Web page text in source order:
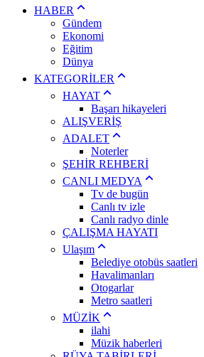
HABER
Gündem
Ekonomi
Eğitim
Dünya
KATEGORİLER
HAYAT
Başarı hikayeleri
ALIŞVERİŞ
ADALET
Noterler
ŞEHİR REHBERİ
CANLI MEDYA
Tv de bugün
Canlı tv izle
Canlı radyo dinle
ÇALIŞMA HAYATI
Ulaşım
Belediye otobüs saatleri
Havalimanları
Otogarlar
Metro saatleri
MÜZİK
ilahi
Müzik haberleri